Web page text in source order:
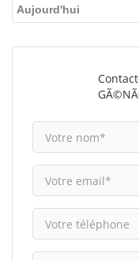
Aujourd'hui